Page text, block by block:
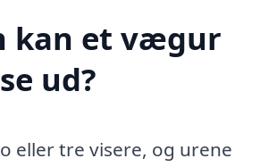
kan et vægur
ud?
eller tre visere, og urene